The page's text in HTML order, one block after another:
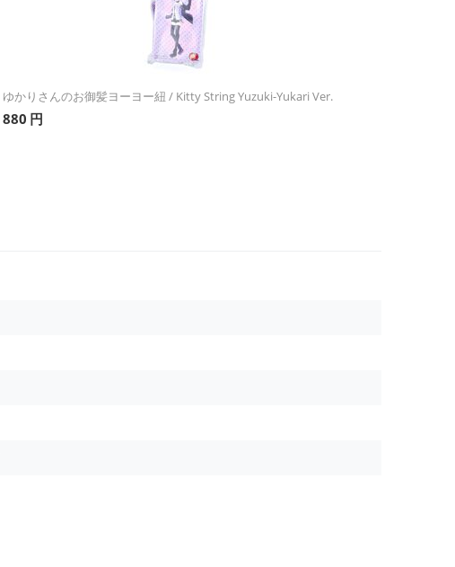
ゆかりさんのお御髪ヨーヨー紐 / Kitty String Yuzuki-Yukari Ver.
880 円